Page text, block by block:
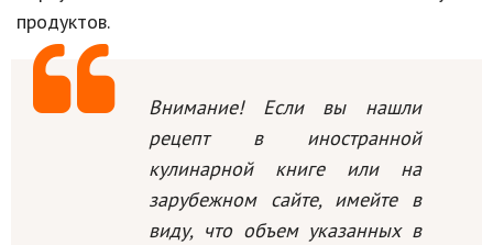
продуктов.
Внимание! Если вы нашли
рецепт в иностранной
кулинарной книге или на
зарубежном сайте, имейте в
виду, что объем указанных в